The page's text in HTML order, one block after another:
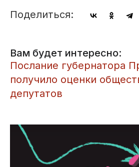
Поделиться:
Вам будет интересно:
​Послание губернатора
получило оценки
депутатов